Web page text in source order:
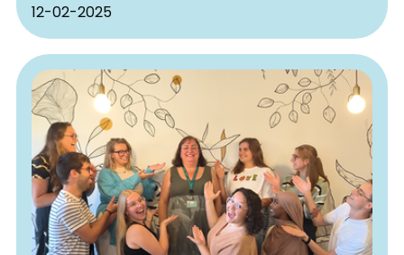
12-02-2025